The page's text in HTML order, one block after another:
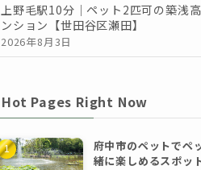
上野毛駅10分｜ペット2匹可の築浅
ンション【世田谷区瀬田】
2026年8月3日
Hot Pages Right Now
府中市のペットでペ
緒に楽しめるスポッ